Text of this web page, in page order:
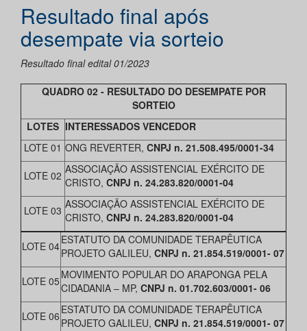
Resultado final após
desempate via sorteio
Resultado final edital 01/2023
QUADRO 02 - RESULTADO DO DESEMPATE POR
SORTEIO
LOTES INTERESSADOS VENCEDOR
LOTE 01 ONG REVERTER, CNPJ n. 21.508.495/0001-34
LOTE 02 ASSOCIAÇÃO ASSISTENCIAL EXÉRCITO DE
CRISTO, CNPJ n. 24.283.820/0001-04
LOTE 03 ASSOCIAÇÃO ASSISTENCIAL EXÉRCITO DE
CRISTO, CNPJ n. 24.283.820/0001-04
LOTE 04ESTATUTO DA COMUNIDADE TERAPÊUTICA
PROJETO GALILEU, CNPJ n. 21.854.519/0001- 07
LOTE 05 MOVIMENTO POPULAR DO ARAPONGA PELA
CIDADANIA – MP, CNPJ n. 01.702.603/0001- 06
LOTE 06 ESTATUTO DA COMUNIDADE TERAPÊUTICA
PROJETO GALILEU, CNPJ n. 21.854.519/0001- 07